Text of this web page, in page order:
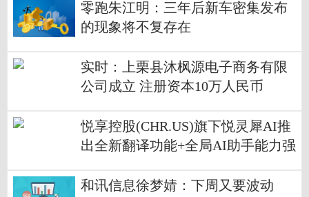
零跑朱江明：三年后新车密集发布
的现象将不复存在
实时：上栗县沐枫源电子商务有限
公司成立 注册资本10万人民币
悦享控股(CHR.US)旗下悦灵犀AI推
出全新翻译功能+全局AI助手能力强
和讯信息徐梦婧：下周又要波动